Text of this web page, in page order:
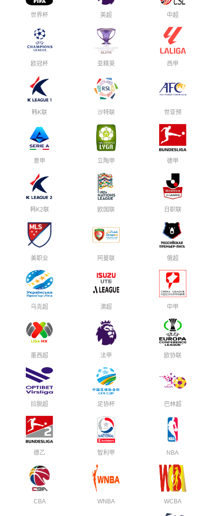
世界杯 英超 中超
欧冠杯 亚精英 西甲
韩K联 沙特联 世亚预
意甲 立陶甲 德甲
韩K2联 欧国联 日职联
美职业 阿曼联 俄超
乌克超 澳超 中甲
墨西超 法甲 欧协联
拉脱超 足协杯 巴林超
德乙 智利甲 NBA
CBA WNBA WCBA